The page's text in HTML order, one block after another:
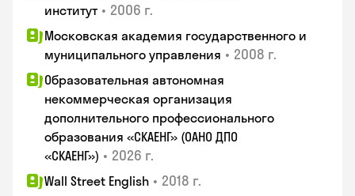
институт • 2006 г.
Московская академия государственного и
муниципального управления • 2008 г.
Образовательная автономная
некоммерческая организация
дополнительного профессионального
образования «СКАЕНГ» (ОАНО ДПО
«СКАЕНГ») • 2026 г.
Wall Street English • 2018 г.